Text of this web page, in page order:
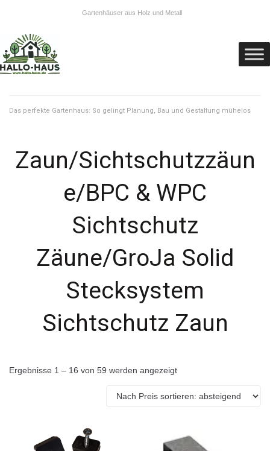
Gartenhäuser aus Holz und Metall
Das perfekte Gartenhaus: So gelingt Planung, Bau und Gestaltung mühelos
Zaun/Sichtschutzzäun
e/BPC & WPC
Sichtschutz
Zäune/GroJa Solid
Stecksystem
Sichtschutz Zaun
Ergebnisse 1 – 16 von 59 werden angezeigt